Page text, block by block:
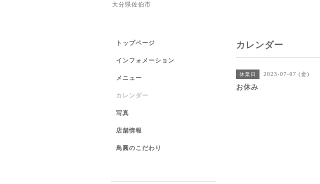
大分県佐伯市
カレンダー
休業日 2023-07-07 (金)
お休み
トップページ
インフォメーション
メニュー
カレンダー
写真
店舗情報
鳥圓のこだわり